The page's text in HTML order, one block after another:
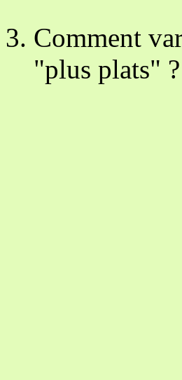
Comment
"plus plats" ?